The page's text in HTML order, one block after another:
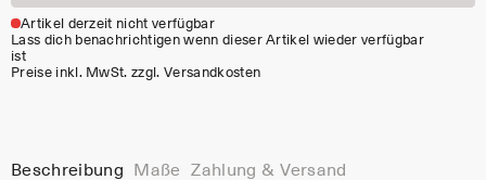
Artikel derzeit nicht verfügbar
Lass dich benachrichtigen wenn dieser Artikel wieder verfügbar
ist
Preise inkl. MwSt. zzgl. Versandkosten
Beschreibung Maße Zahlung & Versand